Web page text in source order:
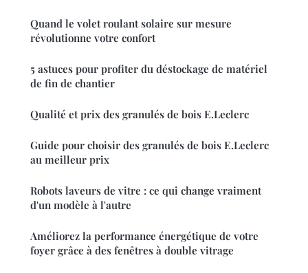
Quand le volet roulant solaire sur mesure
révolutionne votre confort
5 astuces pour profiter du déstockage de matériel
de fin de chantier
Qualité et prix des granulés de bois E.Leclerc
Guide pour choisir des granulés de bois E.Leclerc
au meilleur prix
Robots laveurs de vitre : ce qui change vraiment
d'un modèle à l'autre
Améliorez la performance énergétique de votre
foyer grâce à des fenêtres à double vitrage